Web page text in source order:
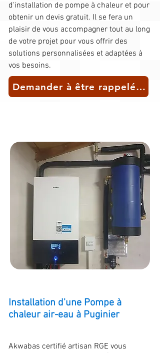
d'installation de pompe à chaleur et pour
obtenir un devis gratuit. Il se fera un
plaisir de vous accompagner tout au long
de votre projet pour vous offrir des
solutions personnalisées et adaptées à
vos besoins.
Demander à être rappelé(e) pour un conseil
Installation d'une Pompe à
chaleur air-eau à Puginier
Akwabas certifié artisan RGE vous